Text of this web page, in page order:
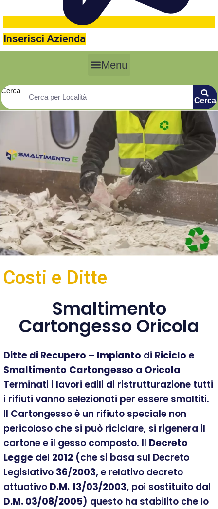
Inserisci Azienda
Menu
Cerca
Cerca
Costi e Ditte
Smaltimento
Cartongesso Oricola
Ditte di Recupero – Impianto di Riciclo e
Smaltimento Cartongesso a Oricola
Terminati i lavori edili di ristrutturazione tutti
i rifiuti vanno selezionati per essere smaltiti.
Il Cartongesso è un rifiuto speciale non
pericoloso che si può riciclare, si rigenera il
cartone e il gesso composto. Il Decreto
Legge del 2012 (che si basa sul Decreto
Legislativo 36/2003, e relativo decreto
attuativo D.M. 13/03/2003, poi sostituito dal
D.M. 03/08/2005) questo ha stabilito che lo